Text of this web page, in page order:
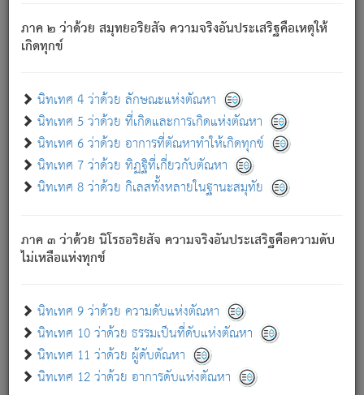
ภาค ๒ ว่าด้วย สมุทยอริยสัจ ความจริงอันประเสริฐคือเหตุให้
เกิดทุกข์
นิทเทศ 4 ว่าด้วย ลักษณะแห่งตัณหา
นิทเทศ 5 ว่าด้วย ที่เกิดและการเกิดแห่งตัณหา
นิทเทศ 6 ว่าด้วย อาการที่ตัณหาทำให้เกิดทุกข์
นิทเทศ 7 ว่าด้วย ทิฏฐิที่เกี่ยวกับตัณหา
นิทเทศ 8 ว่าด้วย กิเลสทั้งหลายในฐานะสมุทัย
ภาค ๓ ว่าด้วย นิโรธอริยสัจ ความจริงอันประเสริฐคือความดับ
ไม่เหลือแห่งทุกข์
นิทเทศ 9 ว่าด้วย ความดับแห่งตัณหา
นิทเทศ 10 ว่าด้วย ธรรมเป็นที่ดับแห่งตัณหา
นิทเทศ 11 ว่าด้วย ผู้ดับตัณหา
นิทเทศ 12 ว่าด้วย อาการดับแห่งตัณหา
อันเป็นไปในที่หรือเวลาทั้งปวง[3]เพื่อความมีแห่งประโยชน์โดย
ประการทั้งปวง; ภพทั้งหลายทั้งหมดนั้น ไม่เที่ยง เป็นทุกข์ มี
ความแปรปรวนเป็นธรรมดา.
อย่างนี้อยู่; เขาย่อมละภวตัณหาได้ และไม่เพลิดเพลินวิภวตัณหา
ด้วย.
ความดับเพราะความสำรอกไม่เหลือ (แห่งภพทั้งหลาย)
เพราะความสิ้นไปแห่งตัณหาโดยประการทั้งปวง นั้นคือ
นิพพาน.
ภพใหม่ย่อมไม่มีแก่ภิกษุนั้น ผู้ดับเย็นสนิทแล้ว เพราะไม่มี
ภิกษุนั้น เป็นผู้ครอบงำมารได้แล้ว ชนะสงครามแล้ว ก้าวล่วง
ภพทั้งหลายทั้งปวงได้แล้ว เป็นผู้คงที่ (คือไม่เปลี่ยนแปลงอีกต่อ
- อุ.ขุ. ๒๕/๑๒๑/๘๔.
(ข้อความนี้ เป็นพระพุทธอุทานที่ทรงเปล่งออก ที่โคนต้นโพธิ์
เป็นที่ตรัสรู้ เมื่อตรัสรู้แล้วได้ 7 วัน)